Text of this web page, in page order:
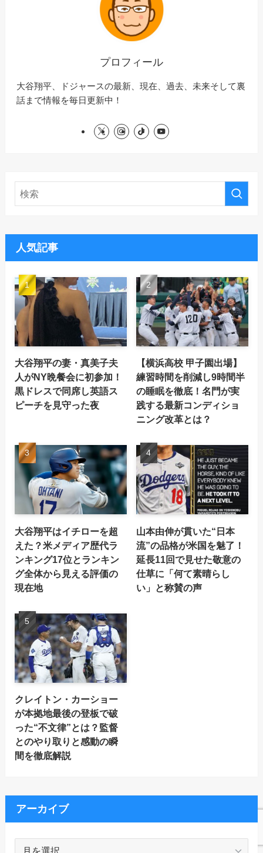
プロフィール
大谷翔平、ドジャースの最新、現在、過去、未来そして裏
話まで情報を毎日更新中！
人気記事
大谷翔平の妻・真美子夫
人がNY晩餐会に初参加！
黒ドレスで同席し英語ス
ピーチを見守った夜
【横浜高校 甲子園出場】
練習時間を削減し9時間半
の睡眠を徹底！名門が実
践する最新コンディショ
ニング改革とは？
大谷翔平はイチローを超
えた？米メディア歴代ラ
ンキング17位とランキン
グ全体から見える評価の
現在地
山本由伸が貫いた“日本
流”の品格が米国を魅了！
延長11回で見せた敬意の
仕草に「何て素晴らし
い」と称賛の声
クレイトン・カーショー
が本拠地最後の登板で破
った“不文律”とは？監督
とのやり取りと感動の瞬
間を徹底解説
アーカイブ